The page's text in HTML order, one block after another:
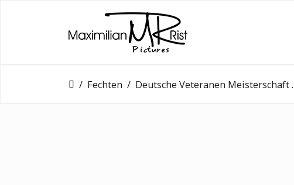
Fechten Deutsche Veteranen Meisterschaft - Tag 2